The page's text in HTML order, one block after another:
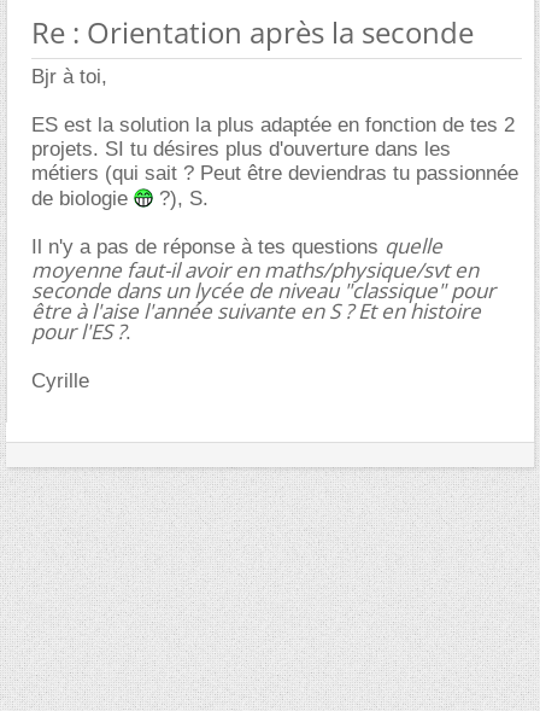
Re : Orientation après la seconde
Bjr à toi,
ES est la solution la plus adaptée en fonction de tes 2
projets. SI tu désires plus d'ouverture dans les
métiers (qui sait ? Peut être deviendras tu passionnée
de biologie
?), S.
Il n'y a pas de réponse à tes questions quelle
moyenne faut-il avoir en maths/physique/svt en
seconde dans un lycée de niveau "classique" pour
être à l'aise l'année suivante en S ? Et en histoire
pour l'ES ?.
Cyrille